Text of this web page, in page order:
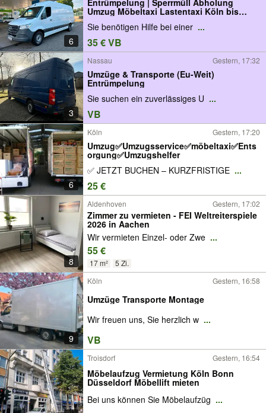
6
Umzug Möbeltaxi Lastentaxi Köln bis
Sie benötigen Hilfe bei einer ...
35 € VB
3
Nassau Gestern, 17:32
Umzüge & Transporte (Eu-Weit)
Entrümpelung
Sie suchen ein zuverlässiges U ...
VB
6
Köln Gestern, 17:20
Umzug✅Umzugsservice✅möbeltaxi✅Ents
orgung✅Umzugshelfer
✅ JETZT BUCHEN – KURZFRISTIGE ...
25 €
8
Aldenhoven Gestern, 17:02
Zimmer zu vermieten - FEI Weltreiterspiele
2026 in Aachen
Wir vermieten Einzel- oder Zwe ...
55 €
17 m² 5 Zi.
9
Köln Gestern, 16:58
Umzüge Transporte Montage
Wir freuen uns, Sie herzlich w ...
VB
Troisdorf Gestern, 16:54
Möbelaufzug Vermietung Köln Bonn
Düsseldorf Möbellift mieten
Bei uns können Sie Möbelaufzüg ...